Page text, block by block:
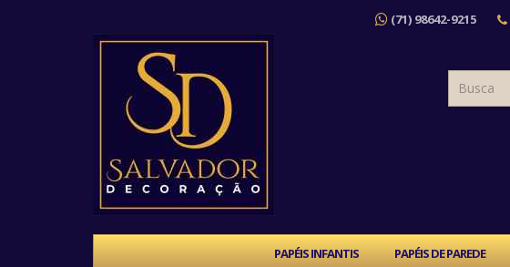
(71) 98642-9215
PAPÉIS INFANTIS PAPÉIS DE PAREDE